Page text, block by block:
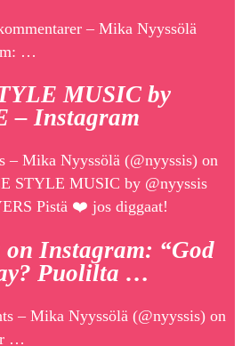
– Mika Nyyssölä
…
MUSIC by
– Instagram
– Mika Nyyssölä (@nyyssis) on
STYLE MUSIC by @nyyssis
Pistä ❤️ jos diggaat!
Instagram: “God
Puolilta …
– Mika Nyyssölä (@nyyssis) on
…